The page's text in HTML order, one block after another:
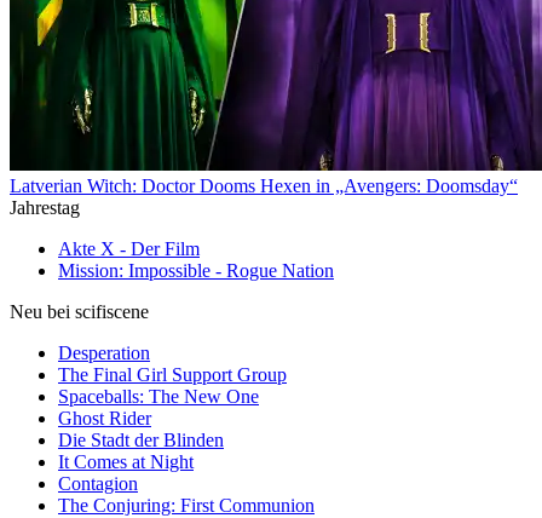
Latverian Witch: Doctor Dooms Hexen in „Avengers: Doomsday“
Jahrestag
Akte X - Der Film
Mission: Impossible - Rogue Nation
Neu bei scifiscene
Desperation
The Final Girl Support Group
Spaceballs: The New One
Ghost Rider
Die Stadt der Blinden
It Comes at Night
Contagion
The Conjuring: First Communion